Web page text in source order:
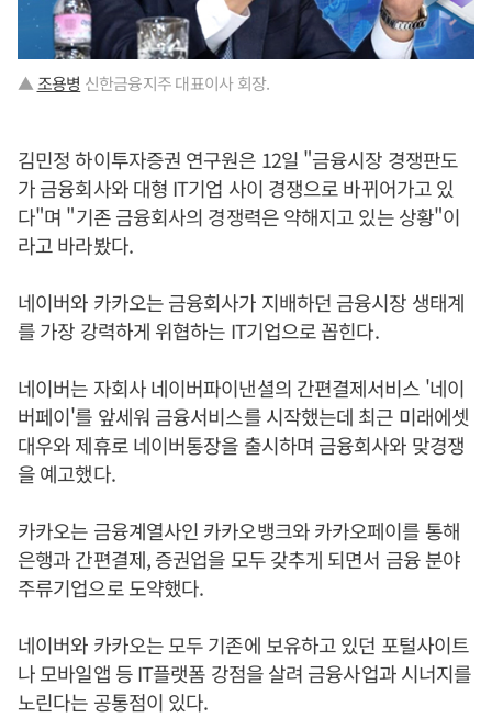
▲조용병 신한금융지주 대표이사 회장.
김민정 하이투자증권 연구원은 12일 "금융시장 경쟁판도
가 금융회사와 대형 IT기업 사이 경쟁으로 바뀌어가고 있
다"며 "기존 금융회사의 경쟁력은 약해지고 있는 상황"이
라고 바라봤다.
네이버와 카카오는 금융회사가 지배하던 금융시장 생태계
를 가장 강력하게 위협하는 IT기업으로 꼽힌다.
네이버는 자회사 네이버파이낸셜의 간편결제서비스 '네이
버페이'를 앞세워 금융서비스를 시작했는데 최근 미래에셋
대우와 제휴로 네이버통장을 출시하며 금융회사와 맞경쟁
을 예고했다.
카카오는 금융계열사인 카카오뱅크와 카카오페이를 통해
은행과 간편결제, 증권업을 모두 갖추게 되면서 금융 분야
주류기업으로 도약했다.
네이버와 카카오는 모두 기존에 보유하고 있던 포털사이트
나 모바일앱 등 IT플랫폼 강점을 살려 금융사업과 시너지를
노린다는 공통점이 있다.